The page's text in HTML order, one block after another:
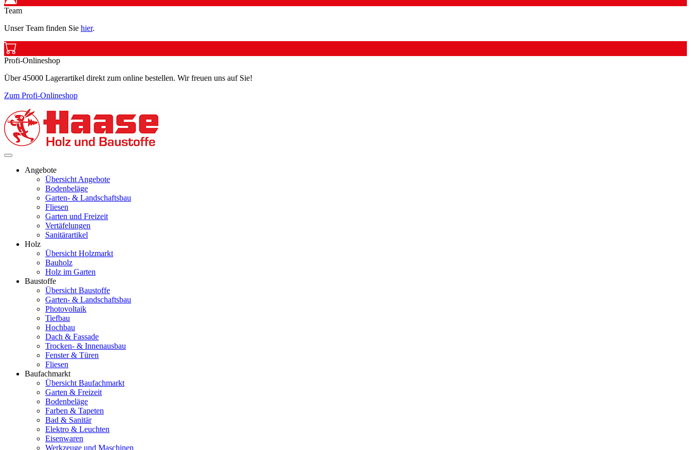
Team
Unser Team finden Sie hier.
Profi-Onlineshop
Über 45000 Lagerartikel direkt zum online bestellen. Wir freuen uns auf Sie!
Zum Profi-Onlineshop
Angebote
Übersicht Angebote
Bodenbeläge
Garten- & Landschaftsbau
Fliesen
Garten und Freizeit
Vertäfelungen
Sanitärartikel
Holz
Übersicht Holzmarkt
Bauholz
Holz im Garten
Baustoffe
Übersicht Baustoffe
Garten- & Landschaftsbau
Photovoltaik
Tiefbau
Hochbau
Dach & Fassade
Trocken- & Innenausbau
Fenster & Türen
Fliesen
Baufachmarkt
Übersicht Baufachmarkt
Garten & Freizeit
Bodenbeläge
Farben & Tapeten
Bad & Sanitär
Elektro & Leuchten
Eisenwaren
Werkzeuge und Maschinen